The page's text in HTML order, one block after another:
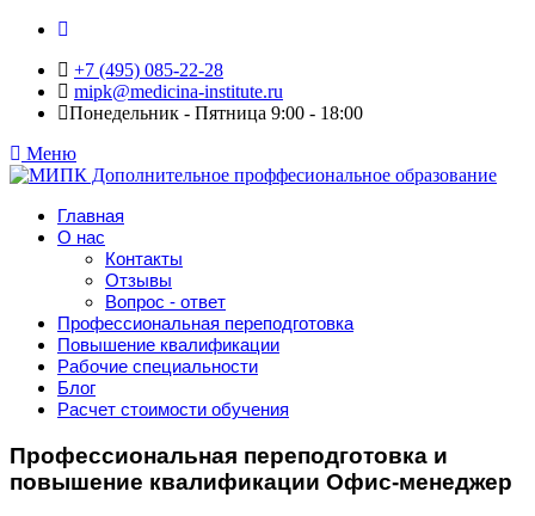
+7 (495) 085-22-28
mipk@medicina-institute.ru
Понедельник - Пятница 9:00 - 18:00
Меню
Главная
О нас
Контакты
Отзывы
Вопрос - ответ
Профессиональная переподготовка
Повышение квалификации
Рабочие специальности
Блог
Расчет стоимости обучения
Профессиональная переподготовка и
повышение квалификации Офис-менеджер